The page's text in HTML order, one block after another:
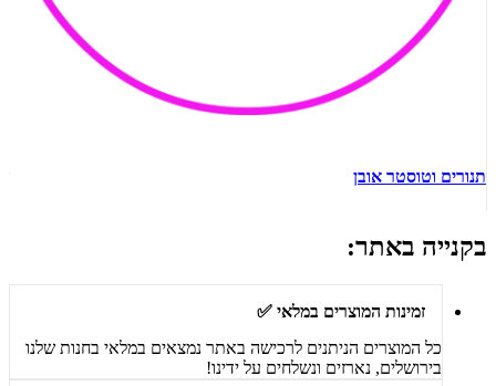
תנורים וטוסטר אובן
בקנייה באתר:
זמינות המוצרים במלאי ✅
כל המוצרים הניתנים לרכישה באתר נמצאים במלאי בחנות שלנו
בירושלים, נארזים ונשלחים על ידינו!